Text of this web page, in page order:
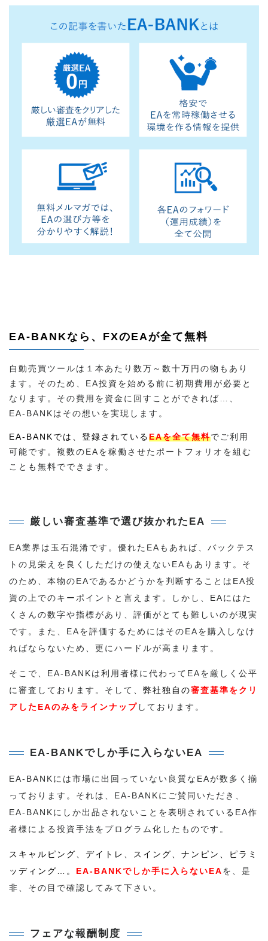
EA-BANKなら、FXのEAが全て無料
自動売買ツールは１本あたり数万～数十万円の物もあり
ます。そのため、EA投資を始める前に初期費用が必要と
なります。その費用を資金に回すことができれば…、
EA-BANKはその想いを実現します。
EA-BANKでは、登録されているEAを全て無料でご利用
可能です。複数のEAを稼働させたポートフォリオを組む
ことも無料でできます。
厳しい審査基準で選び抜かれたEA
EA業界は玉石混淆です。優れたEAもあれば、バックテス
トの見栄えを良くしただけの使えないEAもあります。そ
のため、本物のEAであるかどうかを判断することはEA投
資の上でのキーポイントと言えます。しかし、EAにはた
くさんの数字や指標があり、評価がとても難しいのが現実
です。また、EAを評価するためにはそのEAを購入しなけ
ればならないため、更にハードルが高まります。
そこで、EA-BANKは利用者様に代わってEAを厳しく公平
に審査しております。そして、 弊社独自の審査基準をクリ
アしたEAのみをラインナップ しております。
EA-BANKでしか手に入らないEA
EA-BANKには市場に出回っていない良質なEAが数多く揃
っております。それは、EA-BANKにご賛同いただき、
EA-BANKにしか出品されないことを表明されているEA作
者様による投資手法をプログラム化したものです。
スキャルピング、デイトレ、スイング、ナンピン、ピラミ
ッディング…。 EA-BANKでしか手に入らないEAを、是
非、その目で確認してみて下さい。
フェアな報酬制度